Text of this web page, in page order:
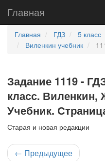
Главная
Главная ГДЗ 5 класс
Виленкин учебник
Задание 1119 -
класс. Виленкин,
Учебник.
Старая и новая редакции
← Предыдущее